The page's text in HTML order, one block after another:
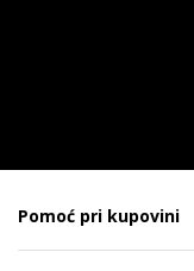
Pomoć pri kupovini